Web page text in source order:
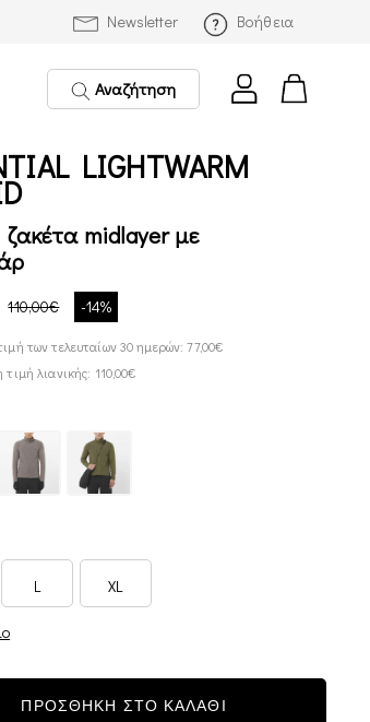
Newsletter Βοήθεια
Αναζήτηση
LIGHTWARM
ζακέτα midlayer με
110,00€ -14%
των τελευταίων 30 ημερών: 77,00€
τιμή λιανικής: 110,00€
L XL
ΠΡΟΣΘΗΚΗ ΣΤΟ ΚΑΛΑΘΙ